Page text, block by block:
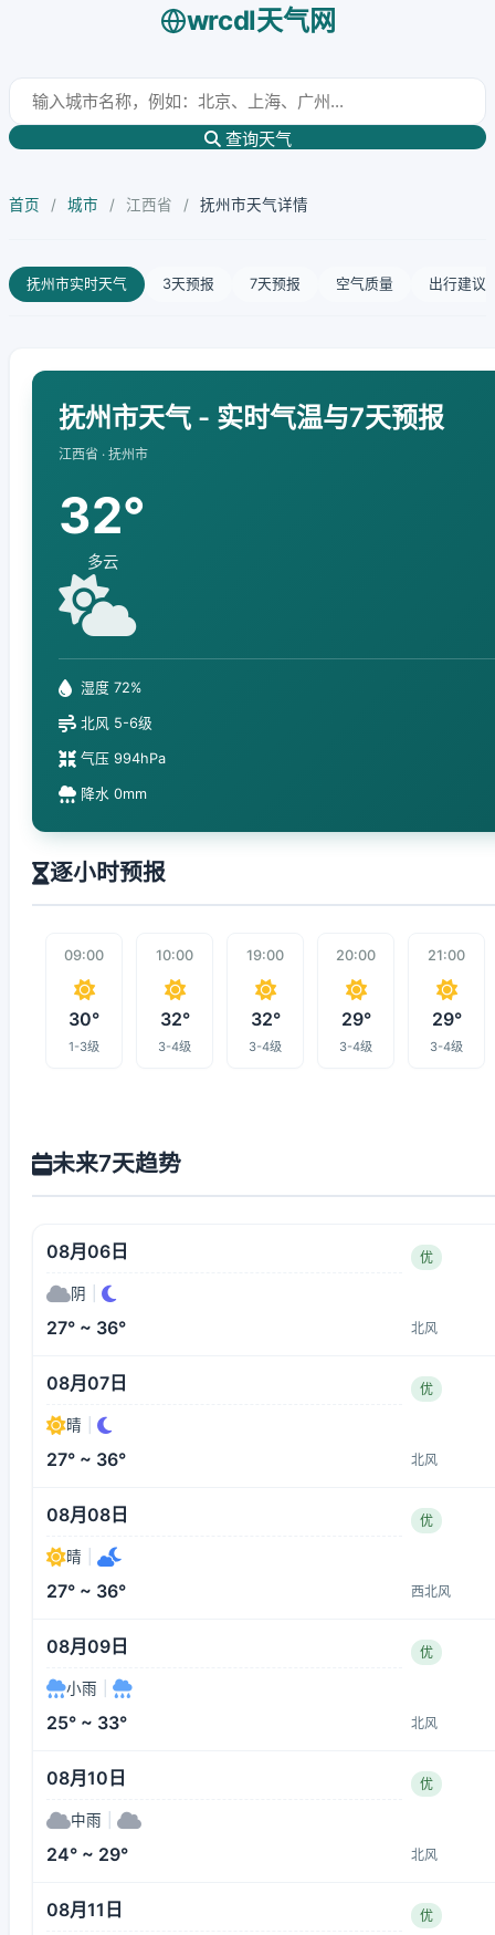
wrcdl天气网
查询天气
首页 / 城市 / 江西省 / 抚州市天气详情
抚州市实时天气 3天预报 7天预报 空气质量 出行建议
抚州市天气 - 实时气温与7天预报
江西省 · 抚州市
32°
多云
湿度 72%
北风 5-6级
气压 994hPa
降水 0mm
逐小时预报
09:00
30°
1-3级
10:00
32°
3-4级
19:00
32°
3-4级
20:00
29°
3-4级
21:00
29°
3-4级
未来7天趋势
08月06日 优
阴
27° ~ 36° 北风
08月07日 优
晴
27° ~ 36° 北风
08月08日 优
晴
27° ~ 36° 西北风
08月09日 优
小雨
25° ~ 33° 北风
08月10日 优
中雨
24° ~ 29° 北风
08月11日 优